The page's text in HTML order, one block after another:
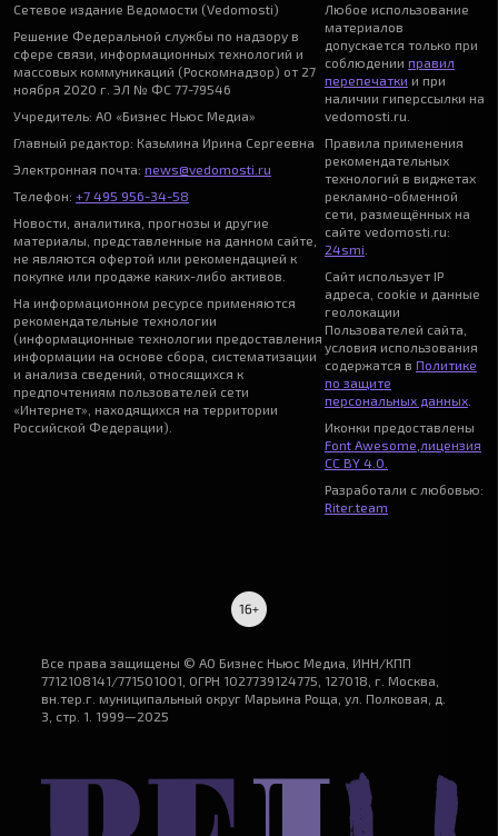
Сетевое издание Ведомости (Vedomosti)
Решение Федеральной службы по надзору в
сфере связи, информационных технологий и
массовых коммуникаций (Роскомнадзор) от 27
ноября 2020 г. ЭЛ № ФС 77-79546
Учредитель: АО «Бизнес Ньюс Медиа»
Главный редактор: Казьмина Ирина Сергеевна
Электронная почта: news@vedomosti.ru
Телефон: +7 495 956-34-58
Новости, аналитика, прогнозы и другие
материалы, представленные на данном сайте,
не являются офертой или рекомендацией к
покупке или продаже каких-либо активов.
На информационном ресурсе применяются
рекомендательные технологии
(информационные технологии предоставления
информации на основе сбора, систематизации
и анализа сведений, относящихся к
предпочтениям пользователей сети
«Интернет», находящихся на территории
Российской Федерации).
Любое использование
материалов
допускается только при
соблюдении правил
перепечатки и при
наличии гиперссылки на
vedomosti.ru.
Правила применения
рекомендательных
технологий в виджетах
рекламно-обменной
сети, размещённых на
сайте vedomosti.ru:
24smi
Сайт использует IP
адреса, cookie и данные
геолокации
Пользователей сайта,
условия использования
содержатся в Политике
по защите
персональных данных.
Иконки предоставлены
Font Awesome лицензия
CC BY 4.0.
Разработали с любовью:
Riter.team
Все права защищены © АО Бизнес Ньюс Медиа, ИНН/КПП
7712108141/771501001, ОГРН 1027739124775, 127018, г. Москва,
вн.тер.г. муниципальный округ Марьина Роща, ул. Полковая, д.
3, стр. 1. 1999—2025